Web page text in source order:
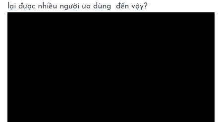
lại được nhiều người ưa dùng đến vậy?